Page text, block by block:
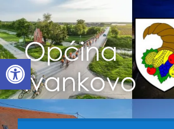
Open toolbar
to
content
to
left
sidebar
to
footer